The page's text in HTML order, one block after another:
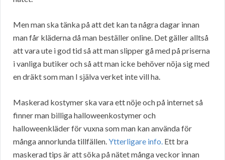
Men man ska tänka på att det kan ta några dagar innan
man får kläderna då man beställer online. Det gäller alltså
att vara ute i god tid så att man slipper gå med på priserna
i vanliga butiker och så att man icke behöver nöja sig med
en dräkt som man I själva verket inte vill ha.
Maskerad kostymer ska vara ett nöje och på internet så
finner man billiga halloweenkostymer och
halloweenkläder för vuxna som man kan använda för
många annorlunda tillfällen.Ytterligare info. Ett bra
maskerad tips är att söka på nätet många veckor innan